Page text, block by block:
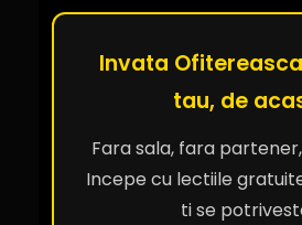
Invata
tau, de
Fara sala, fara
Incepe cu lectiile
ti se